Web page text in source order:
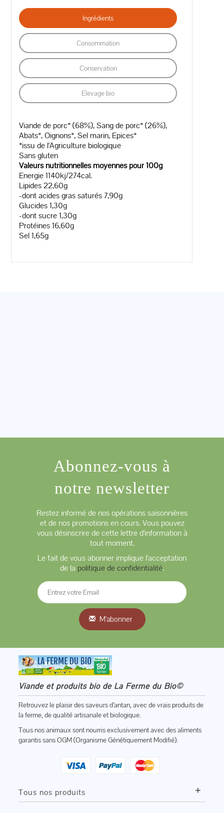
Ingrédients
Consommation
Conservation
Elevage bio
Viande de porc* (68%), Sang de porc* (26%),
Abats*, Oignons*, Sel marin, Epices*
*issu de l'Agriculture biologique
Sans gluten
Valeurs nutritionnelles moyennes pour 100g
Energie 1140kj/274cal.
Lipides 22,60g
-dont acides gras saturés 7,90g
Glucides 1,30g
-dont sucre 1,30g
Protéines 16,60g
Sel 1,65g
Abonnez-vous à
notre newsletter
Restez informé de nos opérations saisonnières
et de nos promotions en cours. Vous pouvez
vous désinscrire de cette lettre d'information à
tout moment.
Le fait de vous abonner implique l'acceptation
de la politique de confidentialité.
M'abonner
Viande et produits bio de La Ferme du Bio©
Retrouvez le plaisir des saveurs d’antan, avec de vrais produits de
la ferme, de qualité artisanale et biologique.
Tous nos animaux sont nourris exclusivement avec des aliments
garantis sans OGM (Organisme Génétiquement Modifié).
Tous nos produits +